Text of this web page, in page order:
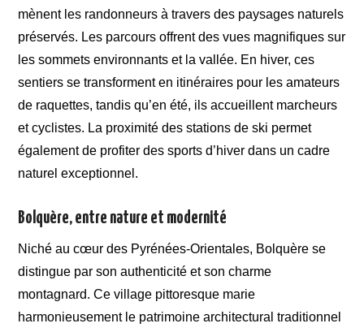
mènent les randonneurs à travers des paysages naturels
préservés. Les parcours offrent des vues magnifiques sur
les sommets environnants et la vallée. En hiver, ces
sentiers se transforment en itinéraires pour les amateurs
de raquettes, tandis qu’en été, ils accueillent marcheurs
et cyclistes. La proximité des stations de ski permet
également de profiter des sports d’hiver dans un cadre
naturel exceptionnel.
Bolquère, entre nature et modernité
Niché au cœur des Pyrénées-Orientales, Bolquère se
distingue par son authenticité et son charme
montagnard. Ce village pittoresque marie
harmonieusement le patrimoine architectural traditionnel